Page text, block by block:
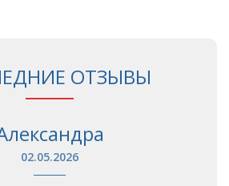
ОТЗЫВЫ
02.05.2026